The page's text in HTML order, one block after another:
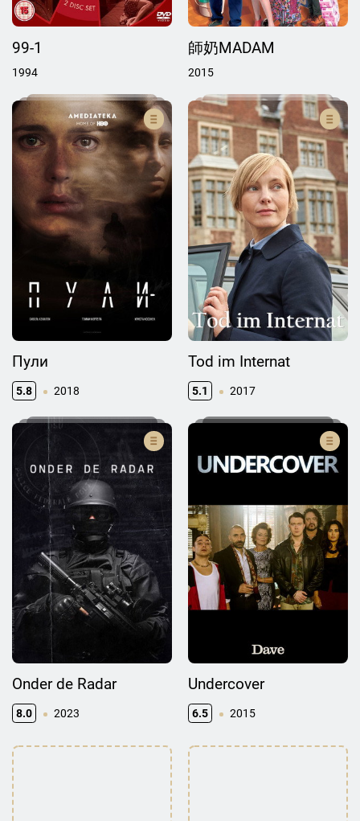
99-1
1994
師奶MADAM
2015
Пули
5.8 2018
Tod im Internat
5.1 2017
Onder de Radar
8.0 2023
Undercover
6.5 2015